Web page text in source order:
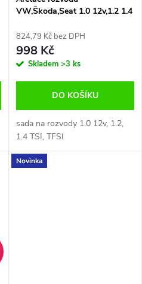
VW,Škoda,Seat 1.0 12v,1.2 1.4
824,79 Kč bez DPH
998 Kč
Skladem >3 ks
DO KOŠÍKU
sada na rozvody 1.0 12v, 1.2,
1.4 TSI, TFSI
Novinka